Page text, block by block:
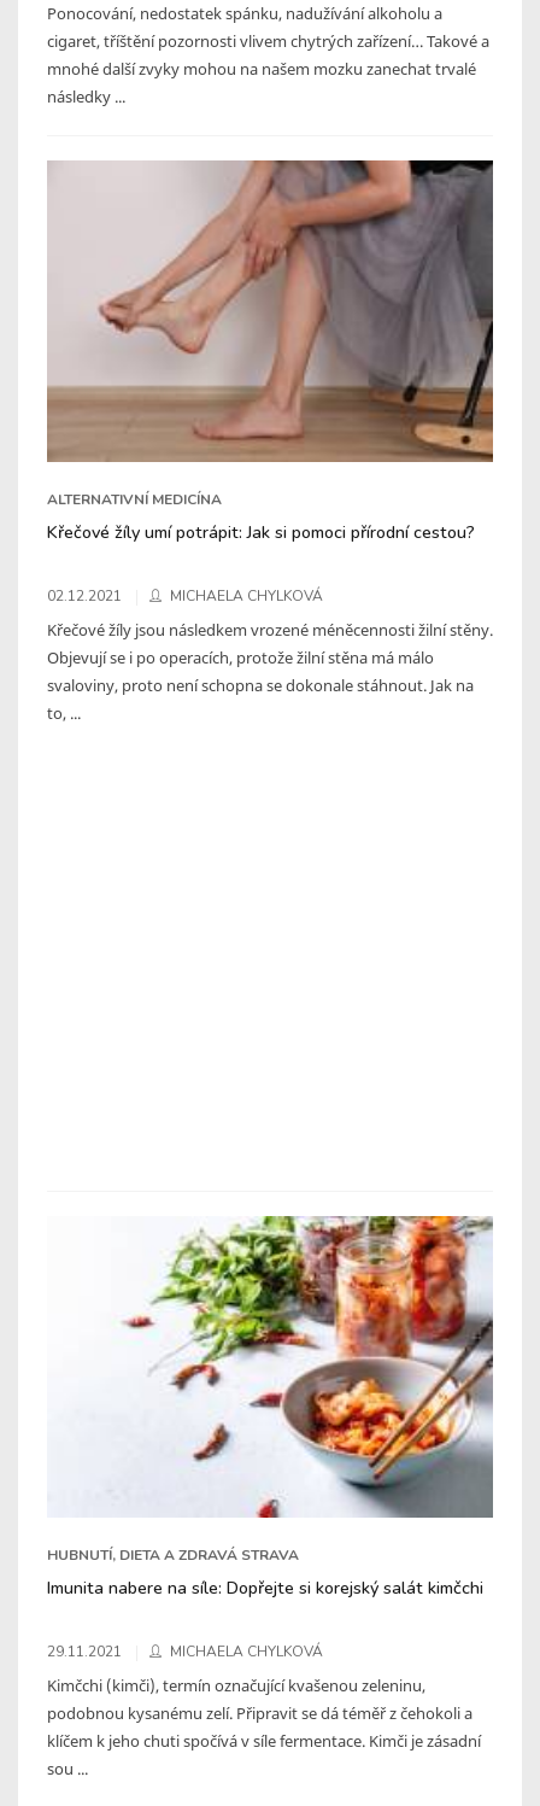
Ponocování, nedostatek spánku, nadužívání alkoholu a
cigaret, tříštění pozornosti vlivem chytrých zařízení… Takové a
mnohé další zvyky mohou na našem mozku zanechat trvalé
následky ...
ALTERNATIVNÍ MEDICÍNA
Křečové žíly umí potrápit: Jak si pomoci přírodní cestou?
02.12.2021 MICHAELA CHYLKOVÁ
Křečové žíly jsou následkem vrozené méněcennosti žilní stěny.
Objevují se i po operacích, protože žilní stěna má málo
svaloviny, proto není schopna se dokonale stáhnout. Jak na
to, ...
HUBNUTÍ, DIETA A ZDRAVÁ STRAVA
Imunita nabere na síle: Dopřejte si korejský salát kimčchi
29.11.2021 MICHAELA CHYLKOVÁ
Kimčchi (kimči), termín označující kvašenou zeleninu,
podobnou kysanému zelí. Připravit se dá téměř z čehokoli a
klíčem k jeho chuti spočívá v síle fermentace. Kimči je zásadní
sou ...